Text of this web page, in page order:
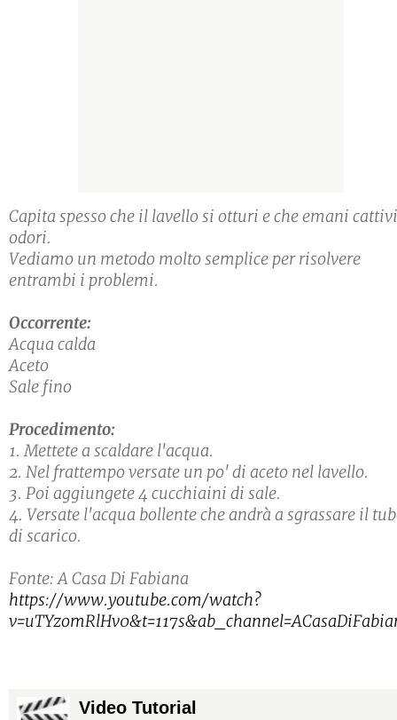
Capita spesso che il lavello si otturi e che emani cattivi
odori.
Vediamo un metodo molto semplice per risolvere
entrambi i problemi.
Occorrente:
Acqua calda
Aceto
Sale fino
Procedimento:
1. Mettete a scaldare l'acqua.
2. Nel frattempo versate un po' di aceto nel lavello.
3. Poi aggiungete 4 cucchiaini di sale.
4. Versate l'acqua bollente che andrà a sgrassare il
di scarico.
Fonte: A Casa Di Fabiana
https://www.youtube.com/watch?
Video Tutorial